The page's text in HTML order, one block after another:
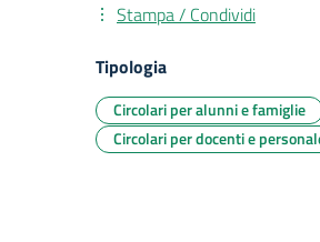
Stampa / Condividi
Tipologia
Circolari per alunni e famiglie
Circolari per docenti e